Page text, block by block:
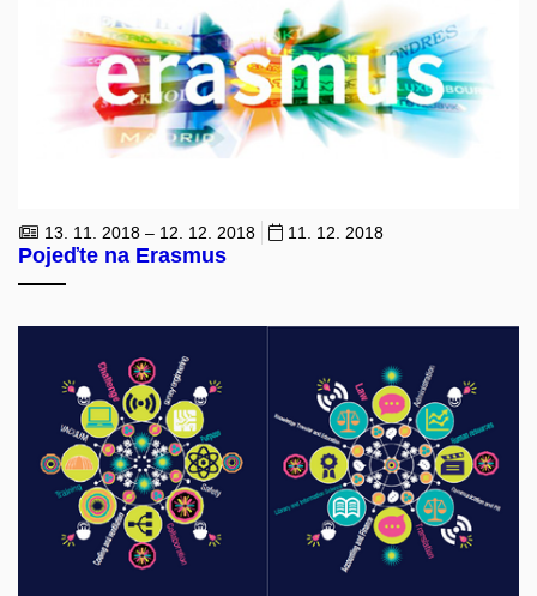
13. 11. 2018 – 12. 12. 2018 11. 12. 2018
Pojeďte na Erasmus